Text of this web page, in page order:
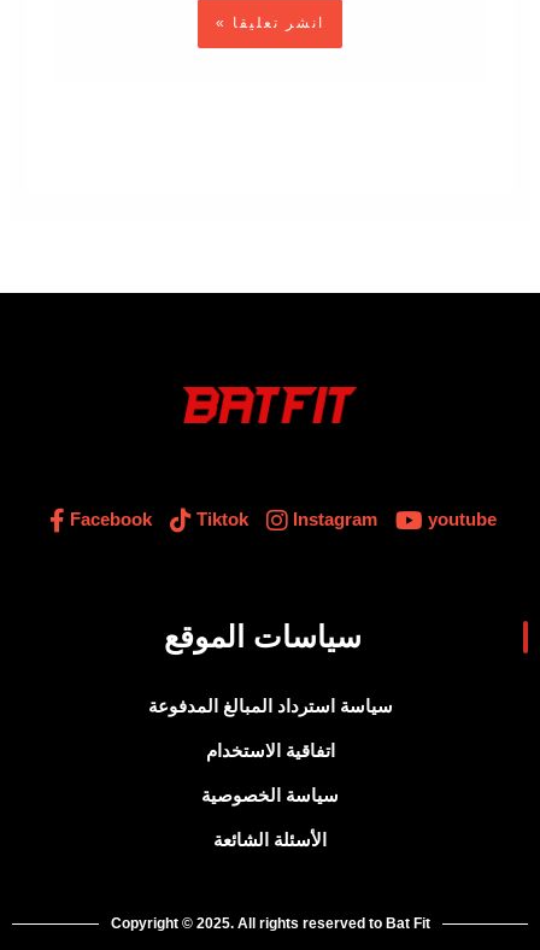
youtube
Instagram
Tiktok
Facebook
سياسات الموقع
سياسة استرداد المبالغ المدفوعة
اتفاقية الاستخدام
سياسة الخصوصية
الأسئلة الشائعة
Copyright © 2025. All rights reserved to Bat Fit